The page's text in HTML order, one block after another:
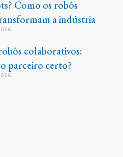
Como os robôs
a indústria
colaborativos:
parceiro certo?